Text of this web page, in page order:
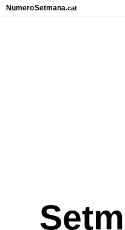
NumeroSetmana.cat